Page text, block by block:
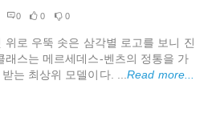
0 0 0
로 우뚝 솟은 삼각별 로고를 보니 진
래스는 메르세데스-벤츠의 정통을 가
는 최상위 모델이다. ...Read more...